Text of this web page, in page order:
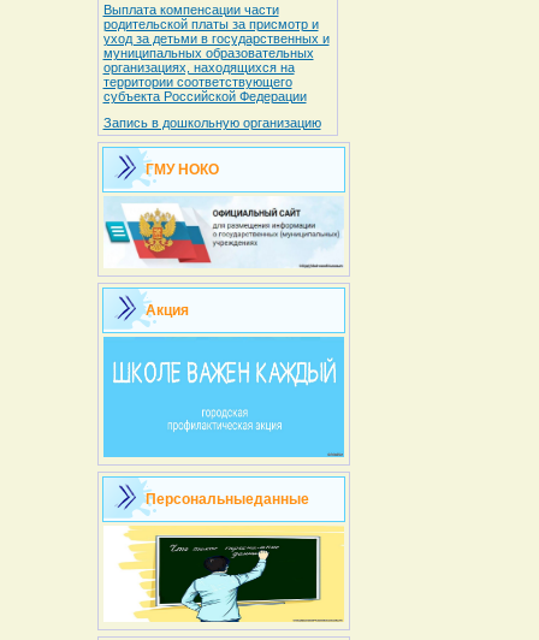
Выплата компенсации части
родительской платы за присмотр и
уход за детьми в государственных и
муниципальных образовательных
организациях, находящихся на
территории соответствующего
субъекта Российской Федерации
Запись в дошкольную организацию
ГМУ НОКО
Акция
Персональныеданные